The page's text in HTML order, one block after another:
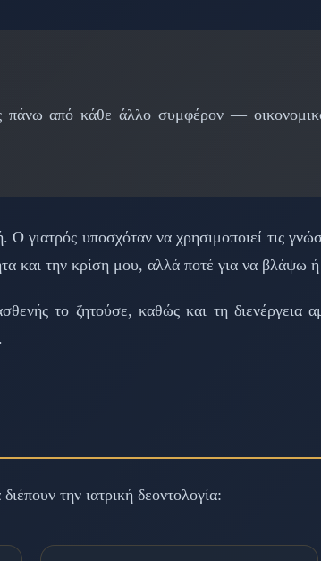
πάνω από κάθε άλλο συμφέρον —
γιατρός υποσχόταν να χρησιμοποιεί τις
και την κρίση μου, αλλά ποτέ για να βλάψω
το ζητούσε, καθώς και τη διενέργεια
την ιατρική δεοντολογία: